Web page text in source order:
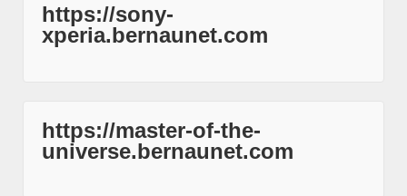
https://sony-
xperia.bernaunet.com
https://master-of-the-
universe.bernaunet.com